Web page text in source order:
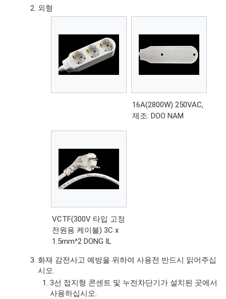
외형
16A(2800W) 250VAC,
제조: DOO NAM
VCTF(300V 타입 고정
전원용 케이블) 3C x
1.5mm^2 DONG IL
화재 감전사고 예방을 위하여 사용전 반드시 읽어주십
시오.
3선 접지형 콘센트 및 누전차단기가 설치된 곳에서
사용하십시오.